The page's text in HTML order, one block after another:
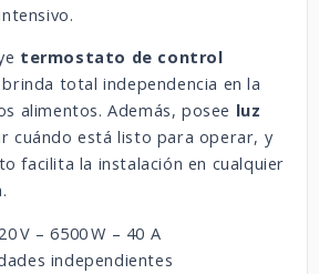
termostato de control
total independencia en la
alimentos. Además, posee luz
cuándo está listo para operar, y
facilita la instalación en cualquier
V – 6500 W – 40 A
independientes